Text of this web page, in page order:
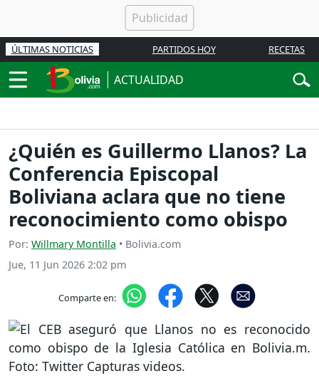
ÚLTIMAS NOTICIAS PARTIDOS HOY RECETAS
ACTUALIDAD
¿Quién es Guillermo Llanos? La
Conferencia Episcopal
Boliviana aclara que no tiene
reconocimiento como obispo
Por: Willmary Montilla • Bolivia.com
Jue, 11 Jun 2026 2:02 pm
Comparte en: